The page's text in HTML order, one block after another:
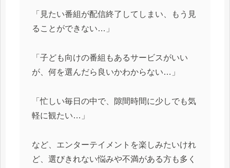
「見たい番組が配信終了してしまい、もう見
ることができない…」
「子ども向けの番組もあるサービスがいい
が、何を選んだら良いかわからない…」
「忙しい毎日の中で、隙間時間に少しでも気
軽に観たい…」
など、エンターテイメントを楽しみたいけれ
ど、選びきれない悩みや不満がある方も多く